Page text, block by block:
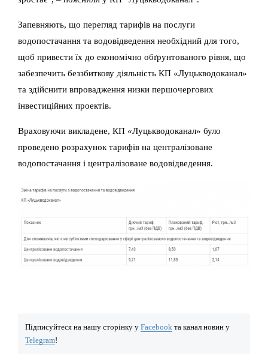
Запевняють, що перегляд тарифів на послуги
водопостачання та водовідведення необхідний для того,
щоб привести їх до економічно обґрунтованого рівня, що
забезпечить беззбиткову діяльність КП «Луцькводоканал»
та здійснити впровадження низки першочергових
інвестиційних проектів.
Враховуючи викладене, КП «Луцькводоканал» було
проведено розрахунок тарифів на централізоване
водопостачання і централізоване водовідведення.
Підписуйтеся на нашу сторінку у Facebook та канал новин у
Telegram!